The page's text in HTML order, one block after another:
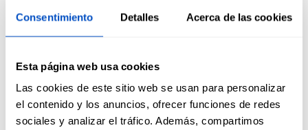
Consentimiento Detalles Acerca de las cookies
Esta página web usa cookies
Las cookies de este sitio web se usan para personalizar
el contenido y los anuncios, ofrecer funciones de redes
sociales y analizar el tráfico. Además, compartimos
logo. Selecciona «Subir mi diseño», sube tu logo y
desees.